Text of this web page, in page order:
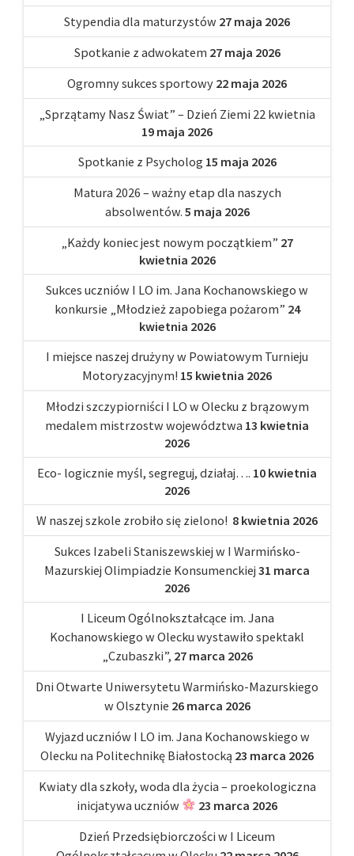
Stypendia dla maturzystów 27 maja 2026
Spotkanie z adwokatem 27 maja 2026
Ogromny sukces sportowy 22 maja 2026
„Sprzątamy Nasz Świat” – Dzień Ziemi 22 kwietnia
19 maja 2026
Spotkanie z Psycholog 15 maja 2026
Matura 2026 – ważny etap dla naszych
absolwentów. 5 maja 2026
„Każdy koniec jest nowym początkiem” 27
kwietnia 2026
Sukces uczniów I LO im. Jana Kochanowskiego w
konkursie „Młodzież zapobiega pożarom” 24
kwietnia 2026
I miejsce naszej drużyny w Powiatowym Turnieju
Motoryzacyjnym! 15 kwietnia 2026
Młodzi szczypiorniści I LO w Olecku z brązowym
medalem mistrzostw województwa 13 kwietnia
2026
Eco- logicznie myśl, segreguj, działaj…. 10 kwietnia
2026
W naszej szkole zrobiło się zielono! 8 kwietnia 2026
Sukces Izabeli Staniszewskiej w I Warmińsko-
Mazurskiej Olimpiadzie Konsumenckiej 31 marca
2026
I Liceum Ogólnokształcące im. Jana
Kochanowskiego w Olecku wystawiło spektakl
„Czubaszki”, 27 marca 2026
Dni Otwarte Uniwersytetu Warmińsko-Mazurskiego
w Olsztynie 26 marca 2026
Wyjazd uczniów I LO im. Jana Kochanowskiego w
Olecku na Politechnikę Białostocką 23 marca 2026
Kwiaty dla szkoły, woda dla życia – proekologiczna
inicjatywa uczniów
23 marca 2026
Dzień Przedsiębiorczości w I Liceum